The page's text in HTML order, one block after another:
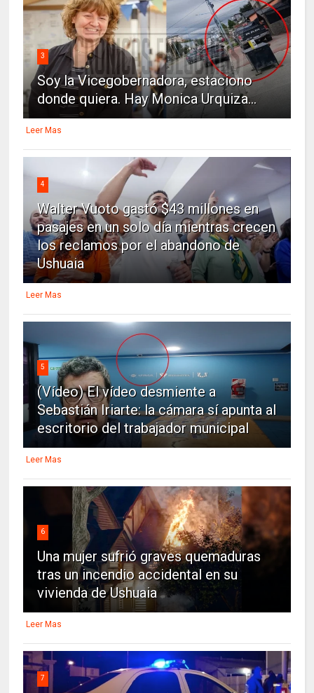
3
Soy la Vicegobernadora, estaciono
donde quiera. Hay Monica Urquiza...
Leer Mas
4
Walter Vuoto gastó $43 millones en
pasajes en un solo día mientras crecen
los reclamos por el abandono de
Ushuaia
Leer Mas
5
(Vídeo) El vídeo desmiente a
Sebastián Iriarte: la cámara sí apunta al
escritorio del trabajador municipal
Leer Mas
6
Una mujer sufrió graves quemaduras
tras un incendio accidental en su
vivienda de Ushuaia
Leer Mas
7